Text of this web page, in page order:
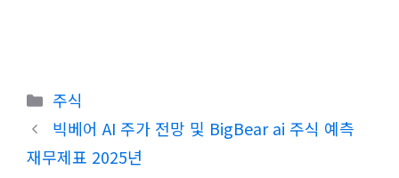
카
테
고
리
주식
빅베어 AI 주가 전망 및 BigBear ai 주식 예측
재무제표 2025년